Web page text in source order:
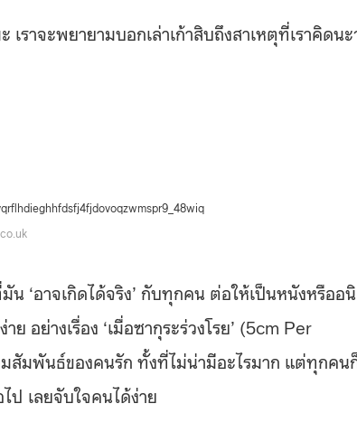
ราจะพยายามบอกเล่าเก้าสิบถึงสาเหตุที่เราคิดนะ
น ‘อาจเกิดได้จริง’ กับทุกคน ต่อให้เป็นหนังหรืออ
อย่างเรื่อง ‘เมื่อซากุระร่วงโรย’ (5cm Per
มสัมพันธ์ของคนรัก ทั้งที่ไม่น่ามีอะไรมาก แต่ทุกคน
เลยจับใจคนได้ง่าย